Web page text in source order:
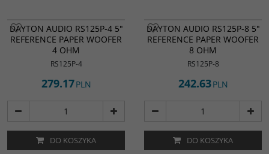
Głośnik z klasyczną papierową
membraną z serii Dayton Audio
Reference łączą wiodące w swojej
klasie niskie zniekształcenia z super
gładką charakterystyką
częstotliwościową dzięki
zastosowaniu zastrzeżonej
mieszanki do produkcji membrany
Typ głośnika
Nisko-
Materiał membrany:
Papier/Celuloza
Impedancja (Ω): 4 ohm
DAYTON AUDIO RS125P-4 5"
REFERENCE PAPER WOOFER
4 OHM
RS125P-4
279.17PLN
DO KOSZYKA
DAYTON AUDIO RS125P-8 5"
REFERENCE PAPER WOOFER
8 OHM
RS125P-8
242.63PLN
DO KOSZYKA